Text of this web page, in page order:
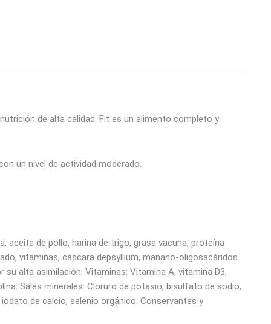
de alta calidad. Fit es un alimento completo y
un nivel de actividad moderado.
aceite de pollo, harina de trigo, grasa vacuna, proteína
vitaminas, cáscara depsyllium, manano-oligosacáridos
alta asimilación. Vitaminas: Vitamina A, vitamina D3,
Sales minerales: Cloruro de potasio, bisulfato de sodio,
de calcio, selenio orgánico. Conservantes y